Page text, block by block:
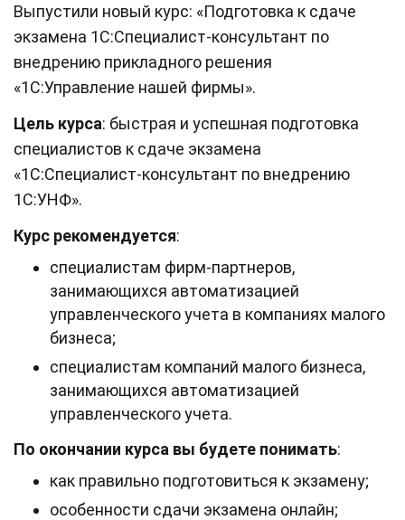
Выпустили новый курс: «Подготовка к сдаче
экзамена 1С:Специалист-консультант по
внедрению прикладного решения
«1С:Управление нашей фирмы».
Цель курса: быстрая и успешная подготовка
специалистов к сдаче экзамена
«1С:Специалист-консультант по внедрению
1С:УНФ».
Курс рекомендуется:
специалистам фирм-партнеров,
занимающихся автоматизацией
управленческого учета в компаниях малого
бизнеса;
специалистам компаний малого бизнеса,
занимающихся автоматизацией
управленческого учета.
По окончании курса вы будете понимать:
как правильно подготовиться к экзамену;
особенности сдачи экзамена онлайн;